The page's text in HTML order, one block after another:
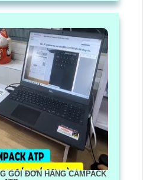
GÓI ĐƠN HÀNG CAMPACK